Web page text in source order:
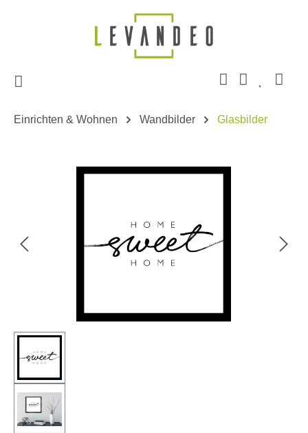
Zum Hauptinhalt springen
Einrichten & Wohnen Wandbilder Glasbilder
Bildergalerie überspringen